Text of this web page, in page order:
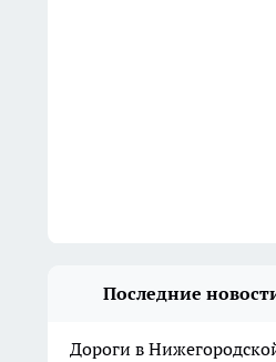
Последние
Дороги в